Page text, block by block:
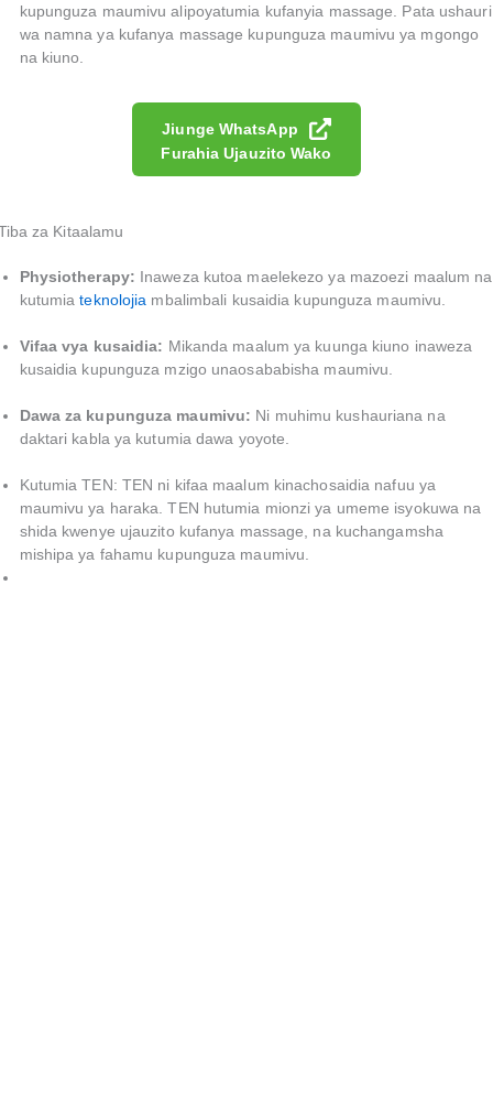
kupunguza maumivu alipoyatumia kufanyia massage. Pata ushauri
wa namna ya kufanya massage kupunguza maumivu ya mgongo
na kiuno.
Jiunge WhatsApp
Furahia Ujauzito Wako
za Kitaalamu
Physiotherapy: Inaweza kutoa maelekezo ya mazoezi maalum na
kutumia teknolojia mbalimbali kusaidia kupunguza maumivu.
Vifaa vya kusaidia: Mikanda maalum ya kuunga kiuno inaweza
kusaidia kupunguza mzigo unaosababisha maumivu.
Dawa za kupunguza maumivu: Ni muhimu kushauriana na
daktari kabla ya kutumia dawa yoyote.
Kutumia TEN: TEN ni kifaa maalum kinachosaidia nafuu ya
maumivu ya haraka. TEN hutumia mionzi ya umeme isyokuwa na
shida kwenye ujauzito kufanya massage, na kuchangamsha
mishipa ya fahamu kupunguza maumivu.